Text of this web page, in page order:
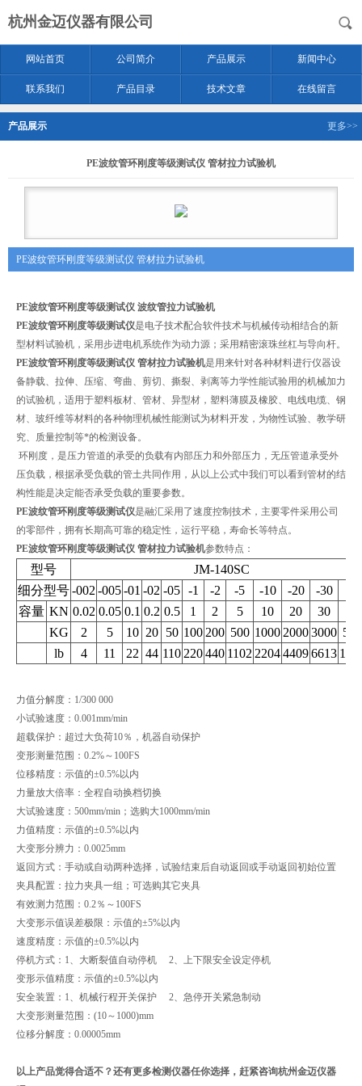
杭州金迈仪器有限公司
网站首页 公司简介 产品展示 新闻中心
联系我们 产品目录 技术文章 在线留言
产品展示 更多>>
PE波纹管环刚度等级测试仪 管材拉力试验机
PE波纹管环刚度等级测试仪 管材拉力试验机
PE波纹管环刚度等级测试仪 波纹管拉力试验机
PE波纹管环刚度等级测试仪是电子技术配合软件技术与机械传动相结合的新
型材料试验机，采用步进电机系统作为动力源；采用精密滚珠丝杠与导向杆。
PE波纹管环刚度等级测试仪 管材拉力试验机是用来针对各种材料进行仪器设
备静载、拉伸、压缩、弯曲、剪切、撕裂、剥离等力学性能试验用的机械加力
的试验机，适用于塑料板材、管材、异型材，塑料薄膜及橡胶、电线电缆、钢
材、玻纤维等材料的各种物理机械性能测试为材料开发，为物性试验、教学研
究、质量控制等*的检测设备。
环刚度，是压力管道的承受的负载有内部压力和外部压力，无压管道承受外
压负载，根据承受负载的管土共同作用，从以上公式中我们可以看到管材的结
构性能是决定能否承受负载的重要参数。
PE波纹管环刚度等级测试仪是融汇采用了速度控制技术，主要零件采用公司
的零部件，拥有长期高可靠的稳定性， 运行平稳，寿命长等特点。
PE波纹管环刚度等级测试仪 管材拉力试验机参数特点：
型号
JM-140SC
细分型号-002 -005-01 -02 -05 -1 -2 -5 -10 -20 -30
容量 KN 0.02 0.05 0.1 0.2 0.5 1 2 5 10 20 30
KG
2 5 10 20 50 100 200 500 1000 20003000
lb
4 11 22 44 110 220440 1102 220444096613
力值分解度：1/300 000
小试验速度：0.001mm/min
超载保护：超过大负荷10％，机器自动保护
变形测量范围：0.2%～100FS
位移精度：示值的±0.5%以内
力量放大倍率：全程自动换档切换
大试验速度：500mm/min；选购大1000mm/min
力值精度：示值的±0.5%以内
大变形分辨力：0.0025mm
返回方式：手动或自动两种选择，试验结束后自动返回或手动返回初始位置
夹具配置：拉力夹具一组；可选购其它夹具
有效测力范围：0.2％～100FS
大变形示值误差极限：示值的±5%以内
速度精度：示值的±0.5%以内
停机方式：1、大断裂值自动停机 2、上下限安全设定停机
变形示值精度：示值的±0.5%以内
安全装置：1、机械行程开关保护 2、急停开关紧急制动
大变形测量范围：(10～1000)mm
位移分解度：0.00005mm
以上产品觉得合适不？还有更多检测仪器任你选择，赶紧咨询杭州金迈仪器